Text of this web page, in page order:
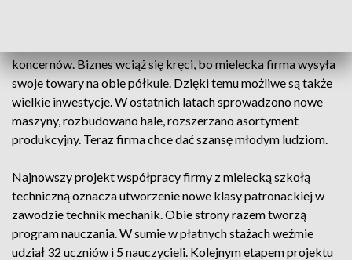
koncernów. Biznes wciąż się kręci, bo mielecka firma wysyła
swoje towary na obie półkule. Dzięki temu możliwe są także
wielkie inwestycje. W ostatnich latach sprowadzono nowe
maszyny, rozbudowano hale, rozszerzano asortyment
produkcyjny. Teraz firma chce dać szansę młodym ludziom.
Najnowszy projekt współpracy firmy z mielecką szkołą
techniczną oznacza utworzenie nowe klasy patronackiej w
zawodzie technik mechanik. Obie strony razem tworzą
program nauczania. W sumie w płatnych stażach weźmie
udział 32 uczniów i 5 nauczycieli. Kolejnym etapem projektu